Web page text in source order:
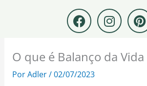
F
a
c
e
b
o
I
n
s
t
a
P
i
n
t
e
O que é Balanço da Vida
PorAdler/02/07/2023